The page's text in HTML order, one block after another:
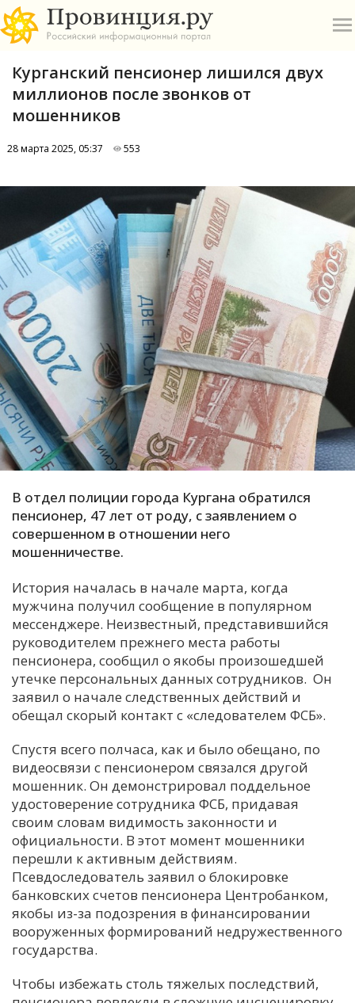
А
Б
Е
И
М
Н
Р
С
Т
Х
Ч
Я
Курганский пенсионер лишился двух
миллионов после звонков от
мошенников
28 марта 2025, 05:37 553
В отдел полиции города Кургана обратился
пенсионер, 47 лет от роду, с заявлением о
совершенном в отношении него
мошенничестве.
История началась в начале марта, когда
мужчина получил сообщение в популярном
мессенджере. Неизвестный, представившийся
руководителем прежнего места работы
пенсионера, сообщил о якобы произошедшей
утечке персональных данных сотрудников. Он
заявил о начале следственных действий и
обещал скорый контакт с «следователем ФСБ».
Спустя всего полчаса, как и было обещано, по
видеосвязи с пенсионером связался другой
мошенник. Он демонстрировал поддельное
удостоверение сотрудника ФСБ, придавая
своим словам видимость законности и
официальности. В этот момент мошенники
перешли к активным действиям.
Псевдоследователь заявил о блокировке
банковских счетов пенсионера Центробанком,
якобы из-за подозрения в финансировании
вооруженных формирований недружественного
государства.
Чтобы избежать столь тяжелых последствий,